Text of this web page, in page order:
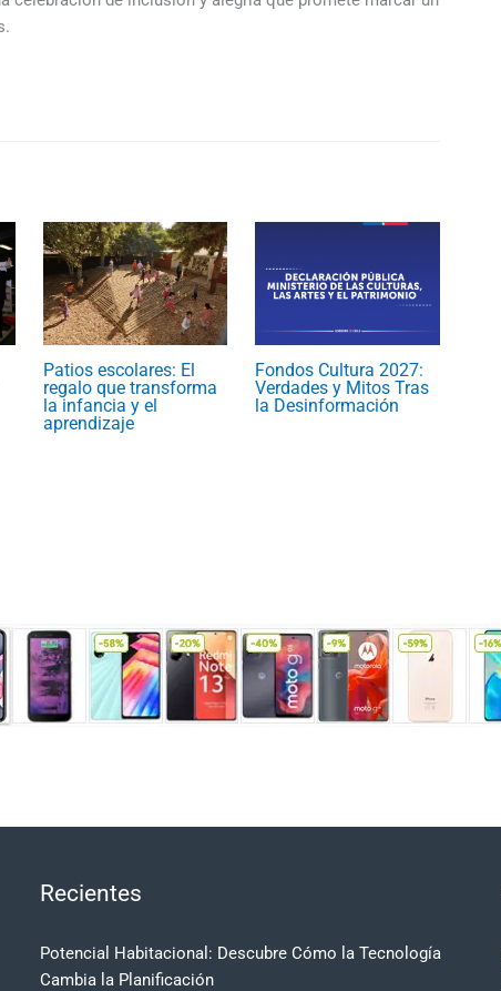
Patios escolares: El
regalo que transforma
la infancia y el
aprendizaje
Fondos Cultura 2027:
Verdades y Mitos Tras
la Desinformación
Recientes
Potencial Habitacional: Descubre Cómo la Tecnología
Cambia la Planificación